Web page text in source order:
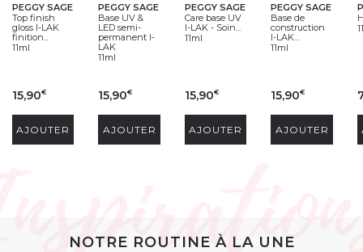
PEGGY SAGE
Top finish
gloss I-LAK
finition...
11ml
15,90€
AJOUTER
PEGGY SAGE
Base UV &
LED semi-
permanent I-
LAK
11ml
15,90€
AJOUTER
PEGGY SAGE
Care base UV
I-LAK - Soin...
11ml
15,90€
AJOUTER
PEGGY SAGE
Base de
construction
I-LAK...
11ml
15,90€
AJOUTER
NOTRE ROUTINE À LA UNE